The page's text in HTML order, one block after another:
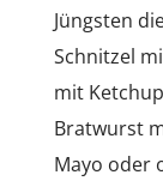
Jüngsten
Schnitzel
mit
Bratwurst
Mayo oder